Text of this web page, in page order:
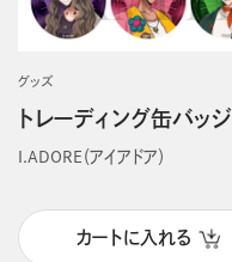
グッズ
トレーディング缶バッジ
I.ADORE（アイアドア）
カートに入れる